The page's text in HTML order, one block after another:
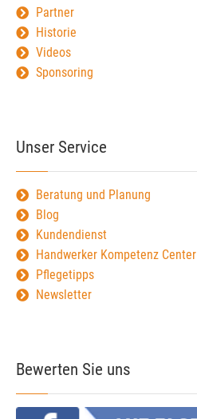
Partner
Historie
Videos
Sponsoring
Unser Service
Beratung und Planung
Blog
Kundendienst
Handwerker Kompetenz Center
Pflegetipps
Newsletter
Bewerten Sie uns